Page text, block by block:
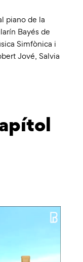
piano de la
Bayés de
Simfònica i
Jové, Salvia